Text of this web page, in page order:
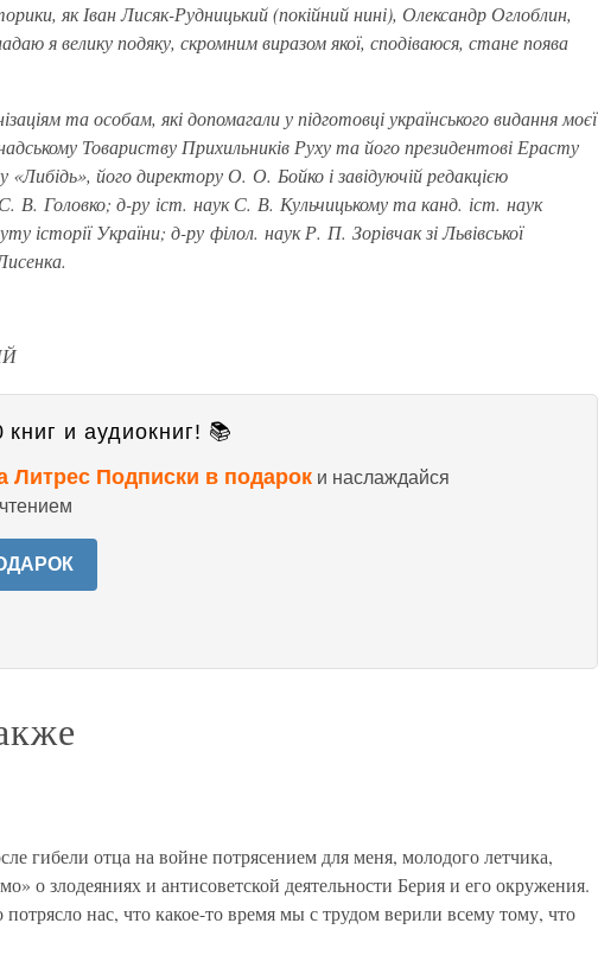
як Іван Лисяк-Рудницький (покійний нині), Олександр Оглоблин,
я велику подяку, скромним виразом якої, сподіваюся, стане поява
та особам, які допомагали у підготовці українського видання моєї
Товариству Прихильників Руху та його президентові Ерасту
«Либідь», його директору О. О. Бойко і завідуючій редакцією
В. Головко; д-ру іст. наук С. В. Кульчицькому та канд. іст. наук
історії України; д-ру філол. наук Р. П. Зорівчак зі Львівської
и аудиокниг! 📚
Литрес Подписки в подарок и наслаждайся
гибели отца на войне потрясением для меня, молодого летчика,
о злодеяниях и антисоветской деятельности Берия и его окружения.
нас, что какое-то время мы с трудом верили всему тому, что